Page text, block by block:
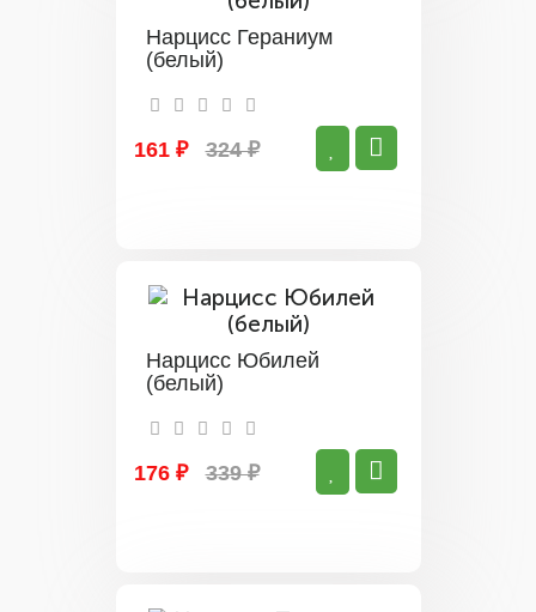
Нарцисс Гераниум
(белый)
161 ₽ 324 ₽
Нарцисс Юбилей
(белый)
176 ₽ 339 ₽